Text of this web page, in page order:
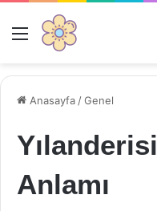
Menü
Anasayfa /Genel
Anlamı